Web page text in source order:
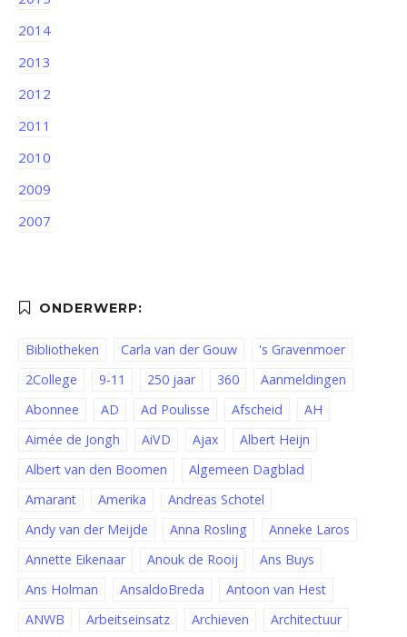
2014
2013
2012
2011
2010
2009
2007
Bibliotheken Carla van der Gouw
's Gravenmoer
2College
9-11 250 jaar 360
Aanmeldingen
Abonnee
AD Ad Poulisse Afscheid
AH
Aimée de Jongh
AiVD Ajax
Albert Heijn
Albert van den Boomen
Algemeen Dagblad
Amarant
Amerika
Andreas Schotel
Andy van der Meijde
Anna Rosling
Anneke Laros
Annette Eikenaar
Anouk de Rooij
Ans Buys
Ans Holman
AnsaldoBreda
Antoon van Hest
ANWB
Arbeitseinsatz Archieven
Architectuur